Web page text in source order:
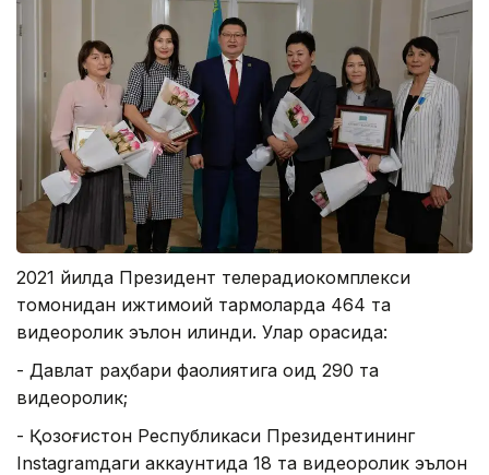
2021 йилда Президент телерадиокомплекси
томонидан ижтимоий тармоқларда 464 та
видеоролик эълон қилинди. Улар орасида:
- Давлат раҳбари фаолиятига оид 290 та
видеоролик;
- Қозоғистон Республикаси Президентининг
Instagramдаги аккаунтида 18 та видеоролик эълон